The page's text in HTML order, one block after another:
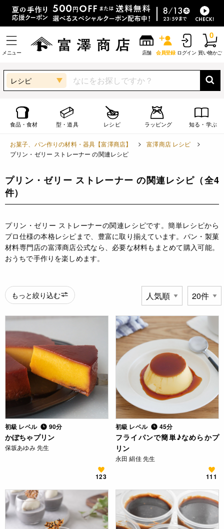
メニュー 店舗 会員登録 ログイン 買い物かご
0
レシピ
食品・食材 型・道具 レシピ ラッピング 知る・学ぶ
お菓子、パン作りの材料・器具【富澤商店】
富澤商店 レシピ
プリン・ゼリー ストレーナー の関連レシピ
プリン・ゼリー ストレーナー の関連レシピ （全4
件）
プリン・ゼリー ストレーナーの関連レシピです。簡単レシピから
プロ仕様の本格レシピまで、豊富に取り揃えています。パン・製菓
材料専門店の富澤商店公式なら、必要な材料もまとめて購入可能。
おうちで手作りを楽しめます。
もっと絞り込む
初級 レベル 90分
かぼちゃプリン
保坂あゆみ 先生
123
初級 レベル 45分
フライパンで簡単♪なめらかプ
リン
永田 絹佳 先生
111